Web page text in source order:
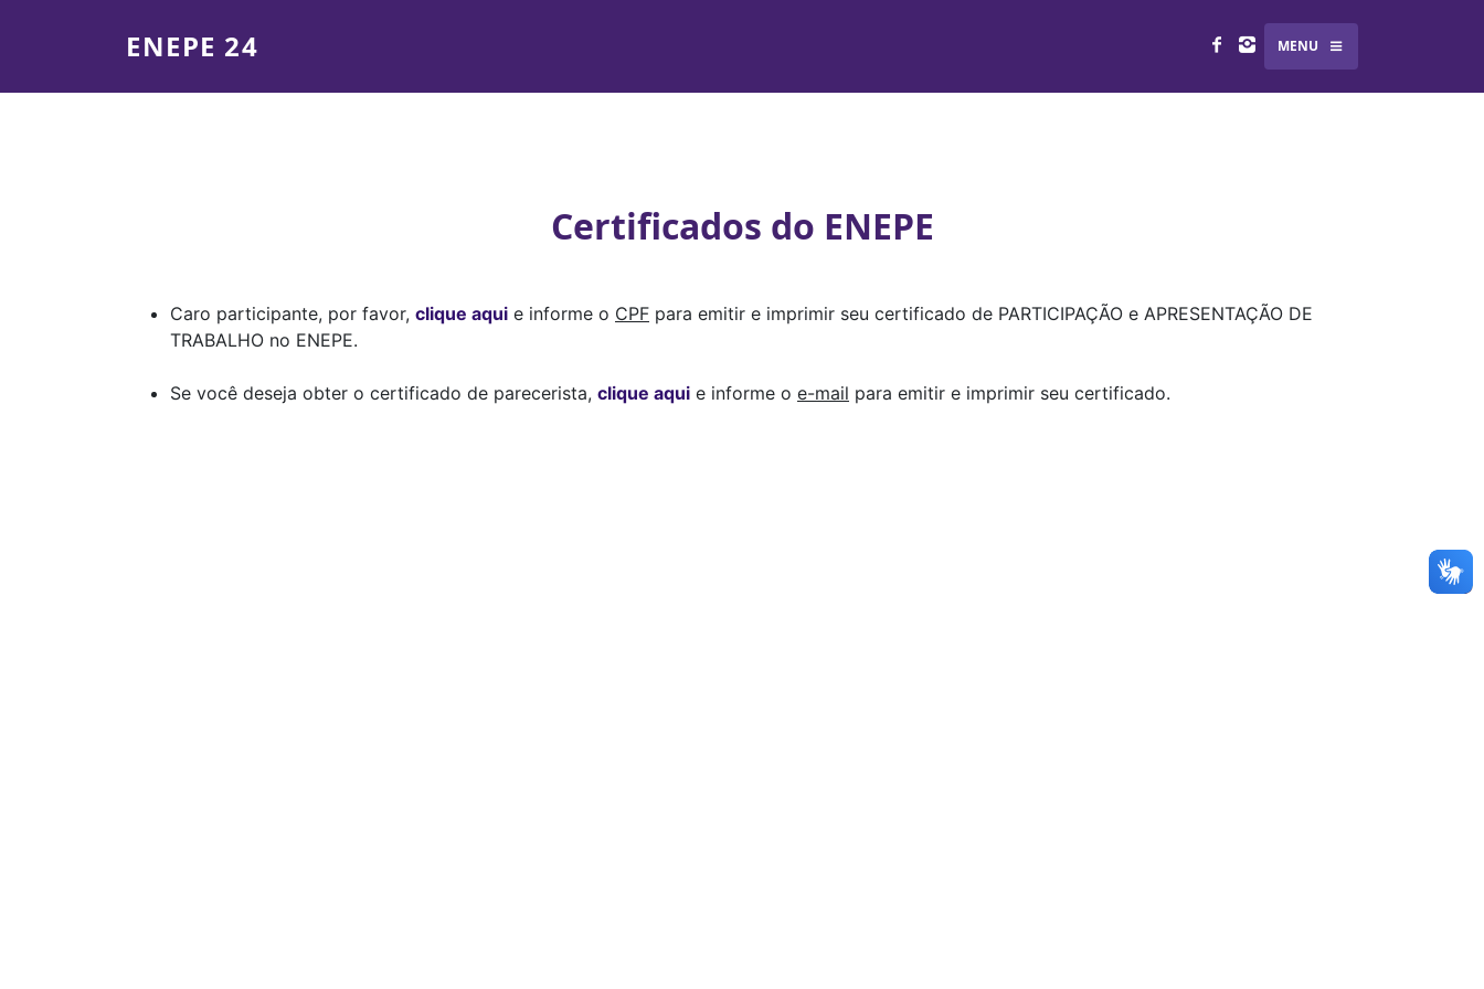
ENEPE 24 MENU
Certificados do ENEPE
Caro participante, por favor, clique aqui e informe o CPF para emitir e imprimir seu certificado de PARTICIPAÇÃO e APRESENTAÇÃO DE
TRABALHO no ENEPE.
Se você deseja obter o certificado de parecerista, clique aqui e informe o e-mail para emitir e imprimir seu certificado.